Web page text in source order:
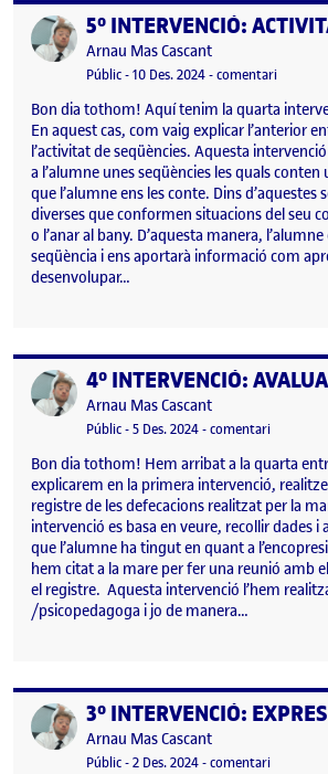
Publicat per
Publicat per
Arnau Mas Cascant
Visibilitat:
Públic-Data de publicació
10 Des. 2024-comentariel 5º
Bon dia tothom! Aquí tenim la quarta
En aquest cas, com vaig explicar l’anterior
l’activitat de seqüències. Aquesta
a l’alumne unes seqüències les quals conten
que l’alumne ens les conte. Dins d’aquestes
diverses que conformen situacions del seu
o l’anar al bany. D’aquesta manera,
seqüència i ens aportarà informació com
desenvolupar…
Publicat per
Publicat per
Arnau Mas Cascant
Visibilitat:
Públic-Data de publicació
5 Des. 2024-comentariel 4º
Bon dia tothom! Hem arribat a la quarta
explicarem en la primera intervenció,
registre de les defecacions realitzat per la
intervenció es basa en veure, recollir dades i
que l’alumne ha tingut en quant a
hem citat a la mare per fer una reunió amb
el registre. Aquesta intervenció l’hem
/psicopedagoga i jo de manera…
Publicat per
Publicat per
Arnau Mas Cascant
Visibilitat:
Públic-Data de publicació
2 Des. 2024-comentariel 3º